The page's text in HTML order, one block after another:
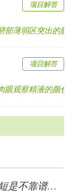
部薄弱区突出的腹
项目解答
眼观察精液的颜色
项目解答
看看哪些方法治疗性生活时间短是不靠谱的? •「 2024-01-15 」